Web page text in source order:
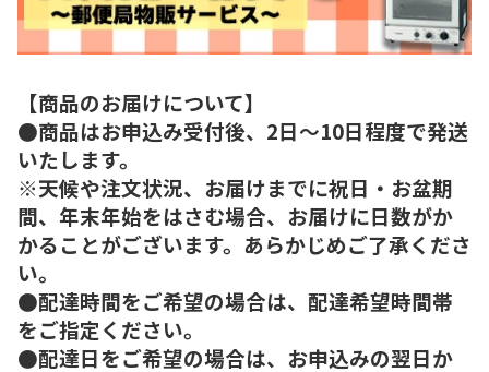
【商品のお届けについて】
●商品はお申込み受付後、2日～10日程度で発送
いたします。
※天候や注文状況、お届けまでに祝日・お盆期
間、年末年始をはさむ場合、お届けに日数がか
かることがございます。あらかじめご了承くださ
い。
●配達時間をご希望の場合は、配達希望時間帯
をご指定ください。
●配達日をご希望の場合は、お申込みの翌日か